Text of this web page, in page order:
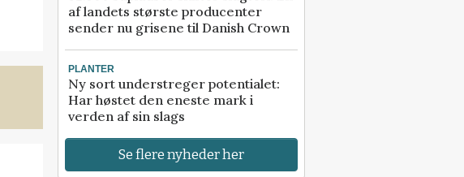
af landets største producenter
sender nu grisene til Danish Crown
PLANTER
Ny sort understreger potentialet:
Har høstet den eneste mark i
verden af sin slags
Se flere nyheder her